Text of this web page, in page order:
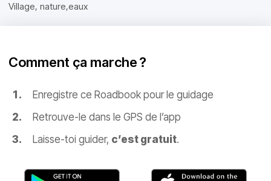
Village, nature,eaux
Comment ça marche ?
Enregistre ce Roadbook pour le guidage
Retrouve-le dans le GPS de l’app
Laisse-toi guider, c’est gratuit.